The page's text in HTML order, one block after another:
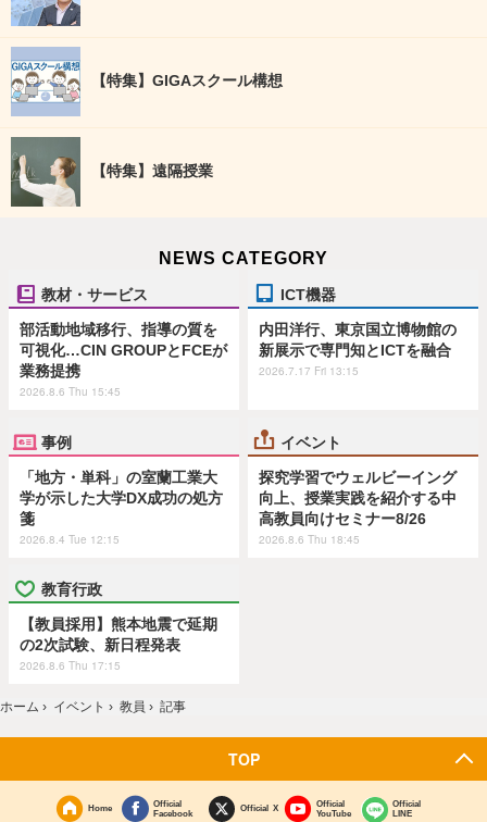
【特集】GIGAスクール構想
【特集】遠隔授業
NEWS CATEGORY
教材・サービス
部活動地域移行、指導の質を
可視化…CIN GROUPとFCEが
業務提携
2026.8.6 Thu 15:45
ICT機器
内田洋行、東京国立博物館の
新展示で専門知とICTを融合
2026.7.17 Fri 13:15
事例
「地方・単科」の室蘭工業大
学が示した大学DX成功の処方
箋
2026.8.4 Tue 12:15
イベント
探究学習でウェルビーイング
向上、授業実践を紹介する中
高教員向けセミナー8/26
2026.8.6 Thu 18:45
教育行政
【教員採用】熊本地震で延期
の2次試験、新日程発表
2026.8.6 Thu 17:15
ホーム › イベント › 教員 › 記事
TOP
Home
Official
Facebook
Official X
Official
YouTube
Official
LINE